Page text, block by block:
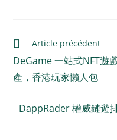
Article précédent
DeGame 一站式NFT遊
產，香港玩家懶人包
DappRader 權威鏈遊